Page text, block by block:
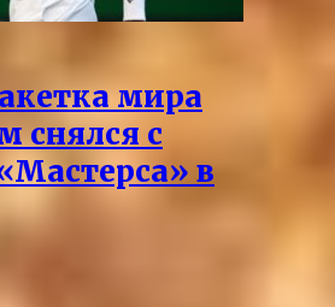
мира
снялся с
в